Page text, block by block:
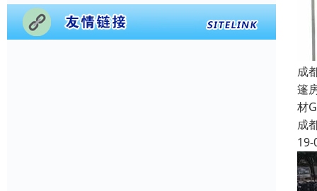
成
篷
材
成
19-